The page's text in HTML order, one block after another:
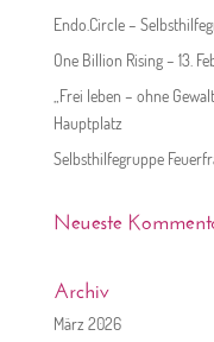
Endo.Circle –
One Billion Rising – 13.
„Frei leben – ohne
Hauptplatz
Selbsthilfegruppe
Neueste
Archiv
März 2026